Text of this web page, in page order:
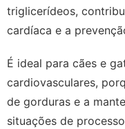
triglicerídeos,
cardíaca e a
É ideal para cães e
cardiovasculares,
de gorduras e a
situações de